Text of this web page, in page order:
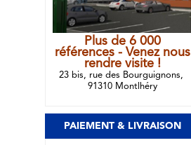
Plus de 6 000
références - Venez nous
rendre visite !
23 bis, rue des Bourguignons,
91310 Montlhéry
PAIEMENT & LIVRAISON